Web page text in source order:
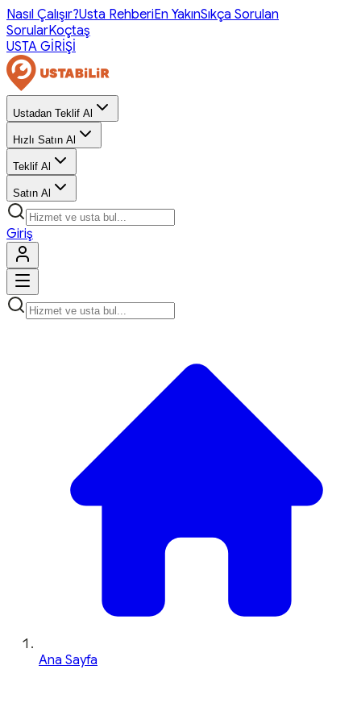
Nasıl Çalışır?Usta RehberiEn YakınSıkça Sorulan
SorularKoçtaş
USTA GİRİŞİ
Ustadan Teklif Al
Hızlı Satın Al
Teklif Al
Satın Al
Giriş
Ana Sayfa